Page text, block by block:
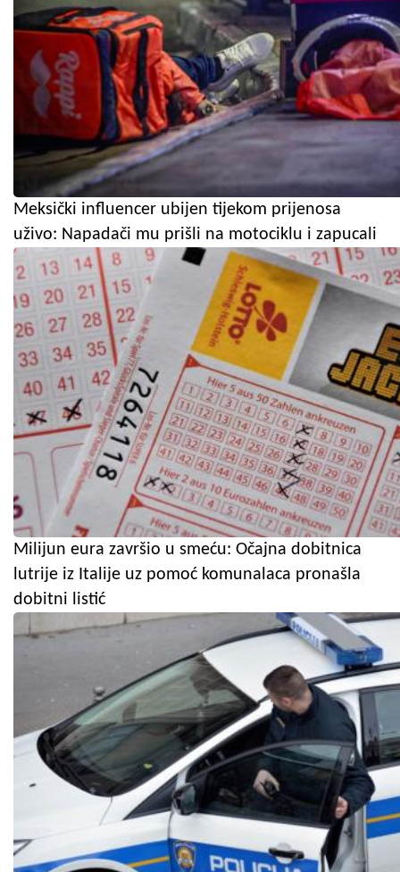
Meksički influencer ubijen tijekom prijenosa
uživo: Napadači mu prišli na motociklu i zapucali
Milijun eura završio u smeću: Očajna dobitnica
lutrije iz Italije uz pomoć komunalaca pronašla
dobitni listić